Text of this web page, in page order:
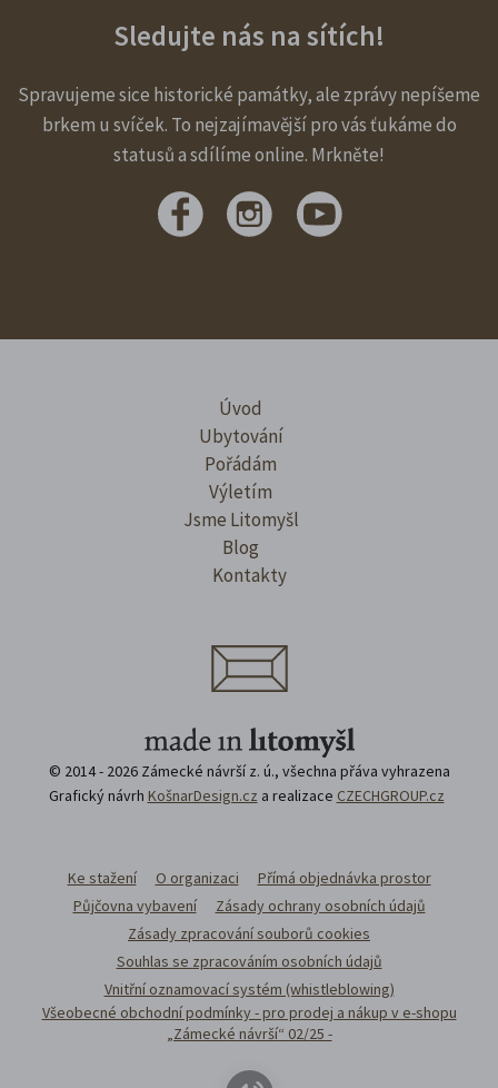
Sledujte nás na sítích!
Spravujeme sice historické památky, ale zprávy nepíšeme
brkem u svíček. To nejzajímavější pro vás ťukáme do
statusů a sdílíme online. Mrkněte!
Úvod
Ubytování
Pořádám
Výletím
Jsme Litomyšl
Blog
Kontakty
© 2014 - 2026 Zámecké návrší z. ú., všechna přáva vyhrazena
Grafický návrh KošnarDesign.cz a realizace CZECHGROUP.cz
Ke stažení O organizaci
Přímá objednávka prostor
Půjčovna vybavení
Zásady ochrany osobních údajů
Zásady zpracování souborů cookies
Souhlas se zpracováním osobních údajů
Vnitřní oznamovací systém (whistleblowing)
Všeobecné obchodní podmínky - pro prodej a nákup v e-shopu
„Zámecké návrší“ 02/25 -